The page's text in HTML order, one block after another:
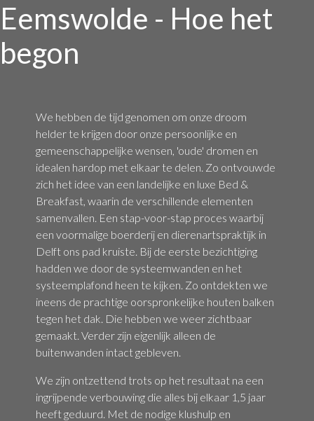
Eemswolde - Hoe het
begon
We hebben de tijd genomen om onze droom
helder te krijgen door onze persoonlijke en
gemeenschappelijke wensen, 'oude' dromen en
idealen hardop met elkaar te delen. Zo ontvouwde
zich het idee van een landelijke en luxe Bed &
Breakfast, waarin de verschillende elementen
samenvallen. Een stap-voor-stap proces waarbij
een voormalige boerderij en dierenartspraktijk in
Delft ons pad kruiste. Bij de eerste bezichtiging
hadden we door de systeemwanden en het
systeemplafond heen te kijken. Zo ontdekten we
ineens de prachtige oorspronkelijke houten balken
tegen het dak. Die hebben we weer zichtbaar
gemaakt. Verder zijn eigenlijk alleen de
buitenwanden intact gebleven.
We zijn ontzettend trots op het resultaat na een
ingrijpende verbouwing die alles bij elkaar 1,5 jaar
heeft geduurd. Met de nodige klushulp en